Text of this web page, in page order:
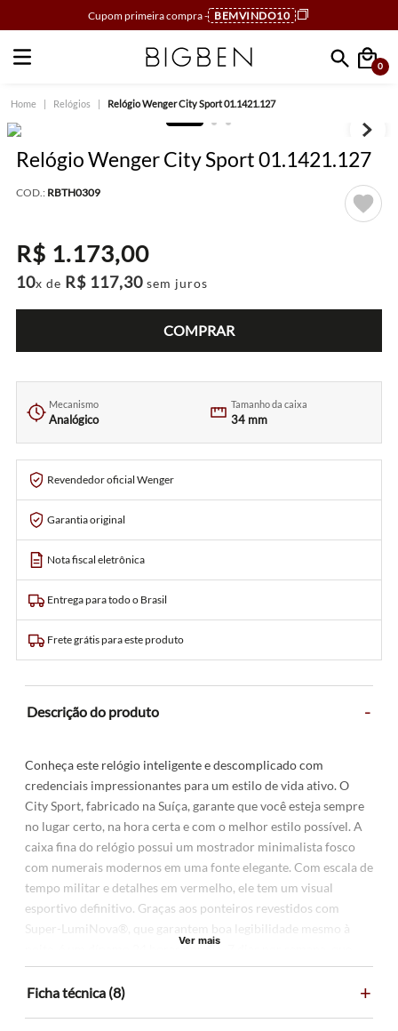
Cupom primeira compra - BEMVINDO10
Faça sua busca
0
Relógios Relógio Wenger City Sport 01.1421.127
Relógio Wenger City Sport 01.1421.127
COD.: RBTH0309
R$ 1.173,00
10x de R$ 117,30 sem juros
COMPRAR
Mecanismo
Analógico
Tamanho da caixa
34 mm
Revendedor oficial Wenger
Garantia original
Nota fiscal eletrônica
Entrega para todo o Brasil
Frete grátis para este produto
Descrição do produto -
Conheça este relógio inteligente e descomplicado com
credenciais impressionantes para um estilo de vida ativo. O
City Sport, fabricado na Suíça, garante que você esteja sempre
no lugar certo, na hora certa e com o melhor estilo possível. A
caixa fina do relógio possui um mostrador minimalista fosco
com numerais modernos em uma fonte elegante. Com escala de
tempo militar e detalhes em vermelho, ele tem um visual
esportivo definitivo. Graças aos ponteiros revestidos com
Super-LumiNova®, que garantem boa legibilidade mesmo à
noite, é um dínamo 24 horas por dia, 7 dias por semana, que
acompanha o ritmo quando a vida corre rápido.
Ver mais
Ficha técnica (8) +